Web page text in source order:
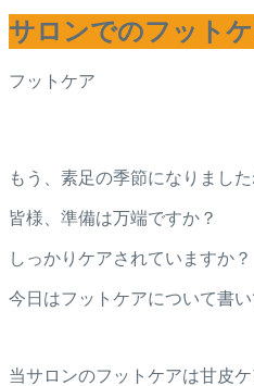
サロンでのフット
フットケア
もう、素足の季節になりまし
皆様、準備は万端ですか？
しっかりケアされていますか？
今日はフットケアについて書い
当サロンのフットケアは甘皮